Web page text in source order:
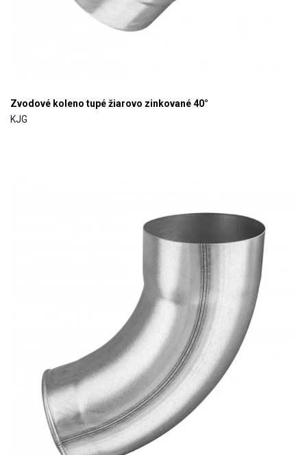
Zvodové koleno tupé žiarovo zinkované 40°
KJG